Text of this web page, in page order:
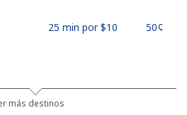
25 min por ⁦$10⁩ ⁦50¢⁩
18 min por ⁦$10⁩
más destinos